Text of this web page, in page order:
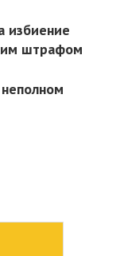
избиение
штрафом